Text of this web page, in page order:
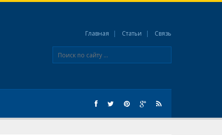
Главная Статьи Связь